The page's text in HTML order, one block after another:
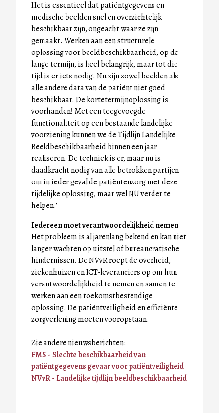
Het is essentieel dat patiëntgegevens en
medische beelden snel en overzichtelijk
beschikbaar zijn, ongeacht waar ze zijn
gemaakt. Werken aan een structurele
oplossing voor beeldbeschikbaarheid, op de
lange termijn, is heel belangrijk, maar tot die
tijd is er iets nodig. Nu zijn zowel beelden als
alle andere data van de patiënt niet goed
beschikbaar. De kortetermijnoplossing is
voorhanden! Met een toegevoegde
functionaliteit op een bestaande landelijke
voorziening kunnen we de Tijdlijn Landelijke
Beeldbeschikbaarheid binnen een jaar
realiseren. De techniek is er, maar nu is
daadkracht nodig van alle betrokken partijen
om in ieder geval de patiëntenzorg met deze
tijdelijke oplossing, maar wel NU verder te
helpen.’
Iedereen moet verantwoordelijkheid nemen
Het probleem is al jarenlang bekend en kan niet
langer wachten op uitstel of bureaucratische
hindernissen. De NVvR roept de overheid,
ziekenhuizen en ICT-leveranciers op om hun
verantwoordelijkheid te nemen en samen te
werken aan een toekomstbestendige
oplossing. De patiëntveiligheid en efficiënte
zorgverlening moeten vooropstaan.
Zie andere nieuwsberichten:
FMS - Slechte beschikbaarheid van
patiëntgegevens gevaar voor patiëntveiligheid
NVvR - Landelijke tijdlijn beeldbeschikbaarheid